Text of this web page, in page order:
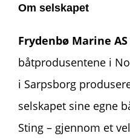
Om selskapet
Frydenbø Marine AS
båtprodusentene i
i Sarpsborg
selskapet sine egne
Sting – gjennom et